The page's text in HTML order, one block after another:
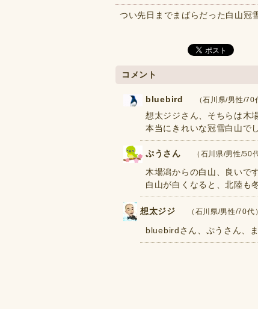
つい先日までまばらだった白山冠
コメント
bluebird （石川県/男性/
想太ジジさん、そちらは木
本当にきれいな冠雪白山で
ぷうさん （石川県/男性/
木場潟からの白山、良いで
白山が白くなると、北陸も
想太ジジ （石川県/男性/70
bluebirdさん、ぷうさん、